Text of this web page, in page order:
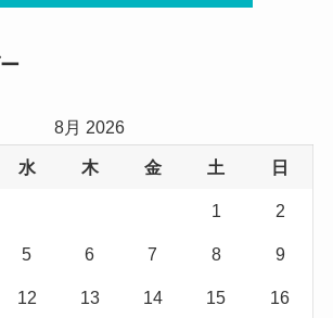
8月 2026
水 木 金 土 日
1 2
5 6 7 8 9
12 13 14 15 16